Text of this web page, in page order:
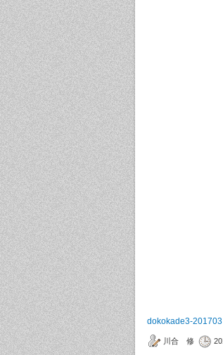
dokokade3-201703
川合 修